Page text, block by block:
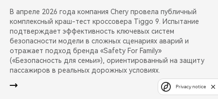
В апреле 2026 года компания Chery провела публичный
комплексный краш-тест кроссовера Tiggo 9. Испытание
подтверждает эффективность ключевых систем
безопасности модели в сложных сценариях аварий и
отражает подход бренда «Safety For Family»
(«Безопасность для семьи»), ориентированный на защиту
пассажиров в реальных дорожных условиях.
Privacy notice